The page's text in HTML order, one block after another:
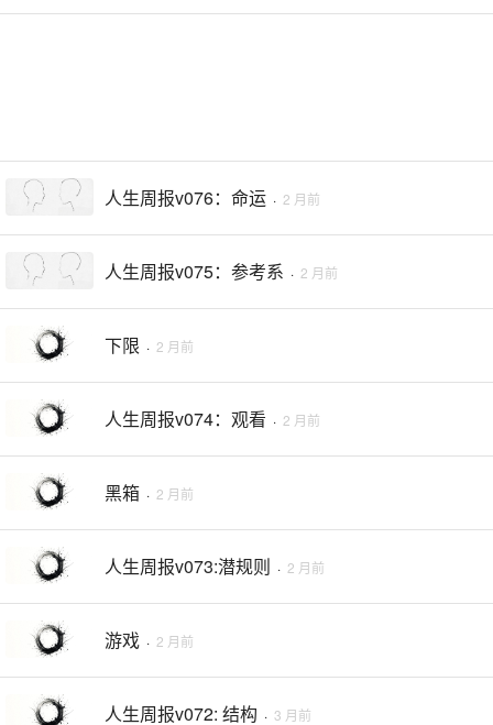
人生周报v076：命运 · 2 月前
人生周报v075：参考系 · 2 月前
下限 · 2 月前
人生周报v074：观看 · 2 月前
黑箱 · 2 月前
人生周报v073:潜规则 · 2 月前
游戏 · 2 月前
人生周报v072: 结构 · 3 月前